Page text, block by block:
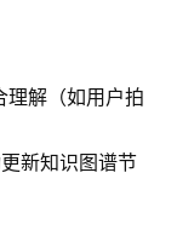
理解（如用户拍
新知识图谱节